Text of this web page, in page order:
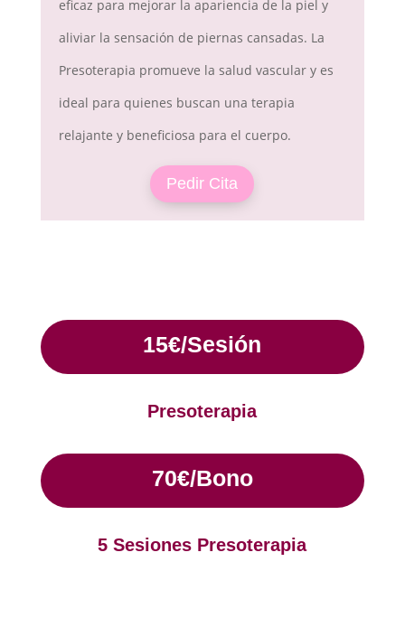
eficaz para mejorar la apariencia de la piel y
aliviar la sensación de piernas cansadas. La
Presoterapia promueve la salud vascular y es
ideal para quienes buscan una terapia
relajante y beneficiosa para el cuerpo.
Pedir Cita
15€/Sesión
Presoterapia
70€/Bono
5 Sesiones Presoterapia